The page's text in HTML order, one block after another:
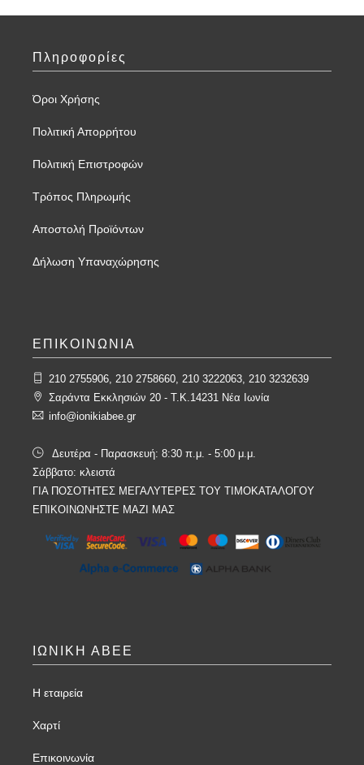
Πληροφορίες
Όροι Χρήσης
Πολιτική Απορρήτου
Πολιτική Επιστροφών
Τρόπος Πληρωμής
Αποστολή Προϊόντων
Δήλωση Υπαναχώρησης
ΕΠΙΚΟΙΝΩΝΙΑ
210 2755906, 210 2758660, 210 3222063, 210 3232639
Σαράντα Εκκλησιών 20 - T.K.14231 Νέα Ιωνία
info@ionikiabee.gr
Δευτέρα - Παρασκευή: 8:30 π.μ. - 5:00 μ.μ.
Σάββατο: κλειστά
ΓΙΑ ΠΟΣΟΤΗΤΕΣ ΜΕΓΑΛΥΤΕΡΕΣ ΤΟΥ ΤΙΜΟΚΑΤΑΛΟΓΟΥ
ΕΠΙΚΟΙΝΩΝΗΣΤΕ ΜΑΖΙ ΜΑΣ
ΙΩΝΙΚΗ ΑΒΕΕ
Η εταιρεία
Χαρτί
Επικοινωνία